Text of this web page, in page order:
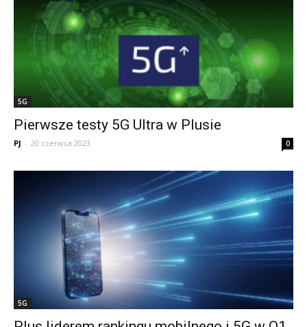
5G
Pierwsze testy 5G Ultra w Plusie
PJ - 20 czerwca 2023 0
5G